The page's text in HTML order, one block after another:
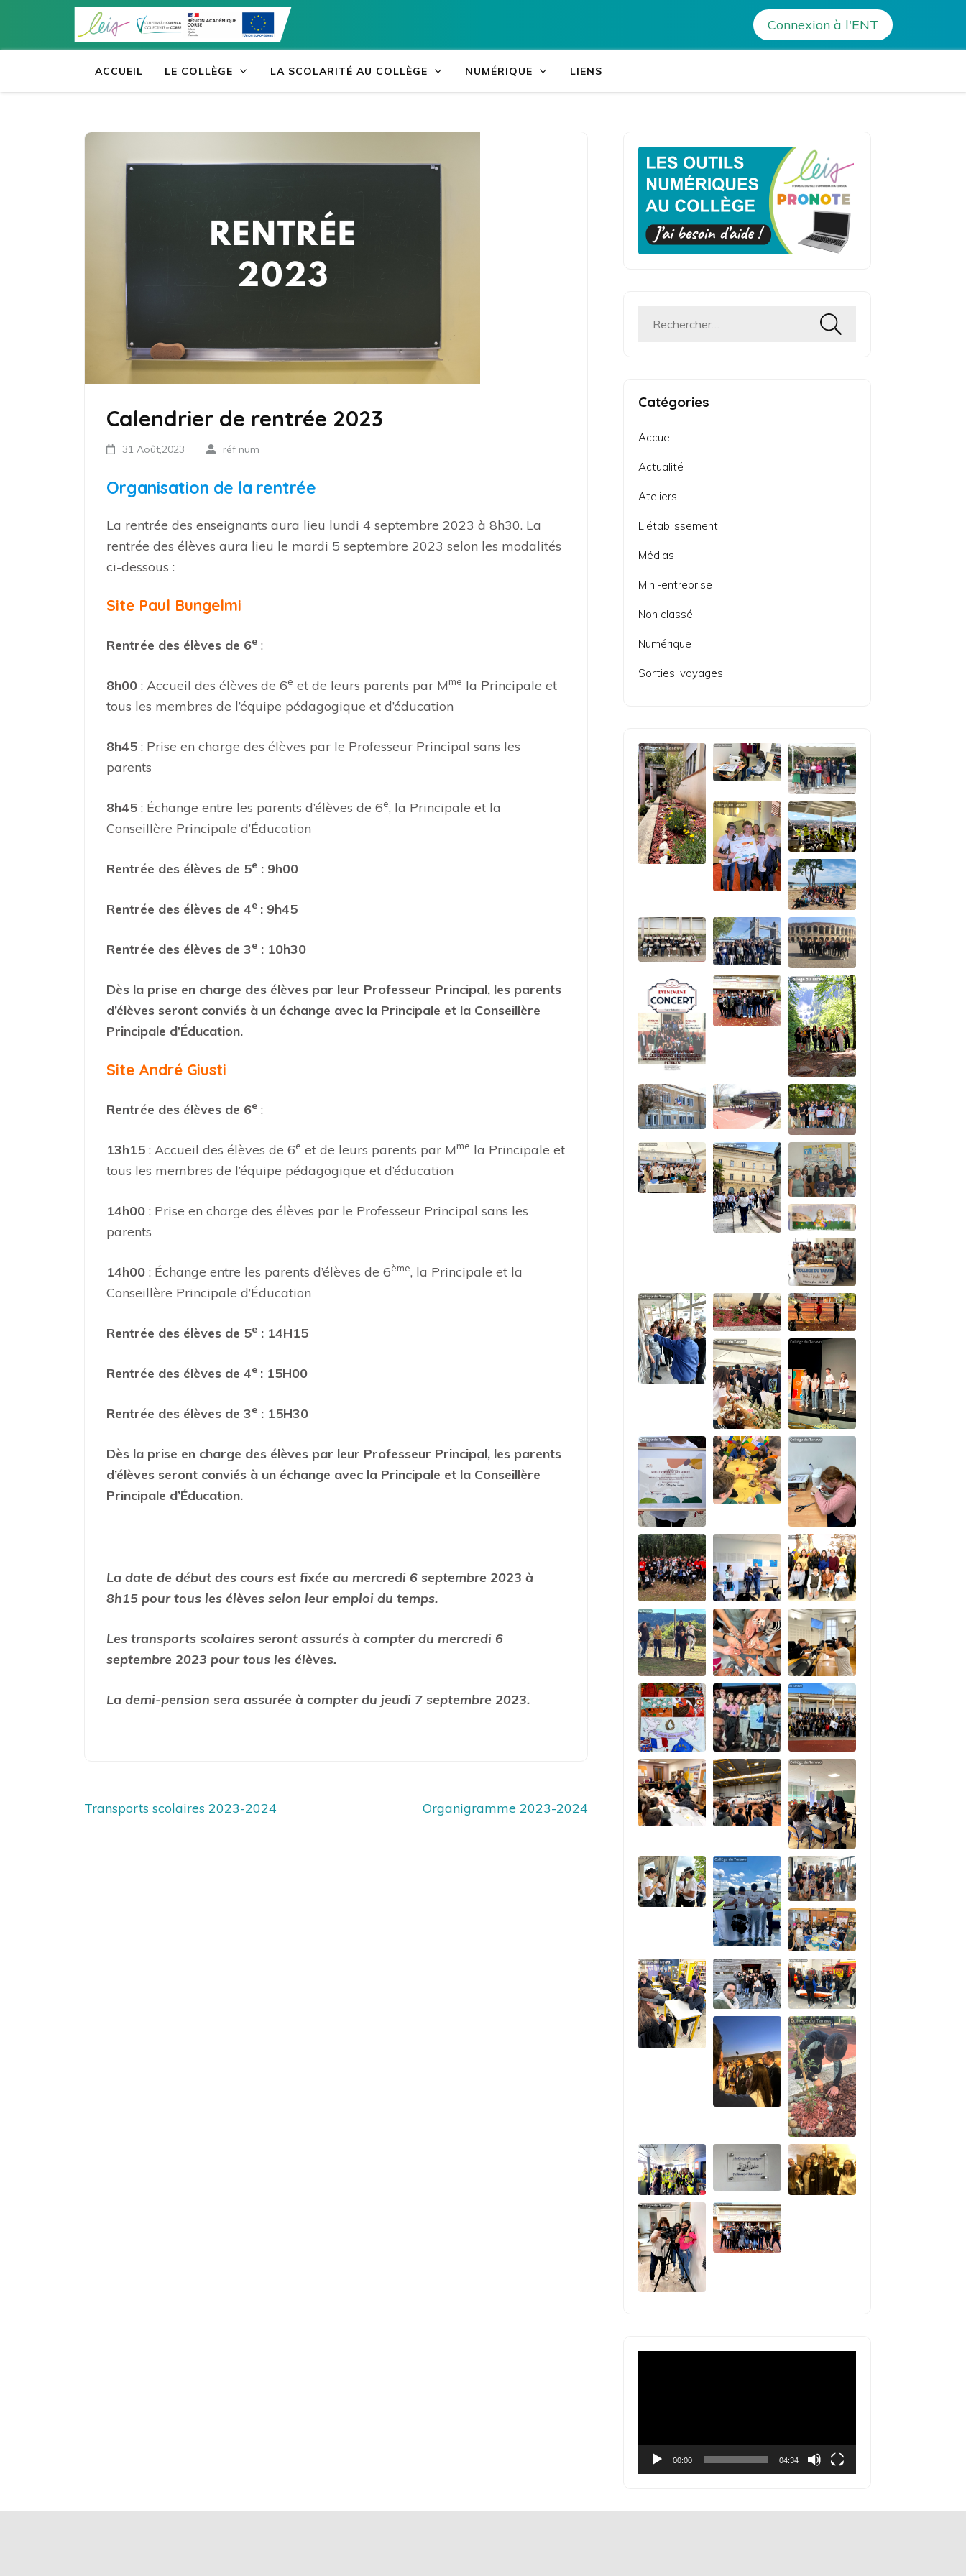
contenu
Entrée)
Connexion à l'ENT
ACCUEIL LE COLLÈGE LA SCOLARITÉ AU COLLÈGE NUMÉRIQUE LIENS
Calendrier de rentrée 2023
31 Août,2023 réf num
Organisation de la rentrée
La rentrée des enseignants aura lieu lundi 4 septembre 2023 à 8h30. La
rentrée des élèves aura lieu le mardi 5 septembre 2023 selon les modalités
ci-dessous :
Site Paul Bungelmi
Rentrée des élèves de 6e :
8h00 : Accueil des élèves de 6e et de leurs parents par Mme la Principale et
tous les membres de l’équipe pédagogique et d’éducation
8h45 : Prise en charge des élèves par le Professeur Principal sans les
parents
8h45 : Échange entre les parents d’élèves de 6e, la Principale et la
Conseillère Principale d’Éducation
Rentrée des élèves de 5e : 9h00
Rentrée des élèves de 4e : 9h45
Rentrée des élèves de 3e : 10h30
Dès la prise en charge des élèves par leur Professeur Principal, les parents
d’élèves seront conviés à un échange avec la Principale et la Conseillère
Principale d’Éducation.
Site André Giusti
Rentrée des élèves de 6e :
13h15 : Accueil des élèves de 6e et de leurs parents par Mme la Principale et
tous les membres de l’équipe pédagogique et d’éducation
14h00 : Prise en charge des élèves par le Professeur Principal sans les
parents
14h00 : Échange entre les parents d’élèves de 6ème, la Principale et la
Conseillère Principale d’Éducation
Rentrée des élèves de 5e : 14H15
Rentrée des élèves de 4e : 15H00
Rentrée des élèves de 3e : 15H30
Dès la prise en charge des élèves par leur Professeur Principal, les parents
d’élèves seront conviés à un échange avec la Principale et la Conseillère
Principale d’Éducation.
La date de début des cours est fixée au mercredi 6 septembre 2023 à
8h15 pour tous les élèves selon leur emploi du temps.
Les transports scolaires seront assurés à compter du mercredi 6
septembre 2023 pour tous les élèves.
La demi-pension sera assurée à compter du jeudi 7 septembre 2023.
Navigation
Transports scolaires 2023-2024 Organigramme 2023-2024
Rechercher :
Catégories
Accueil
Actualité
Ateliers
L'établissement
Médias
Mini-entreprise
Non classé
Numérique
Sorties, voyages
00:00 04:34